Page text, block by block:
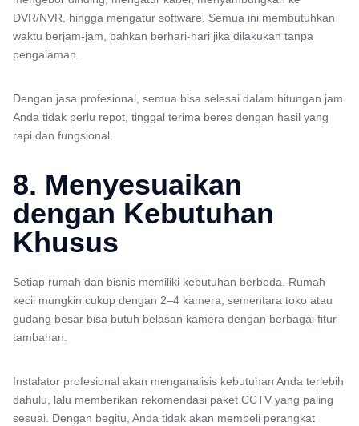
DVR/NVR, hingga mengatur software. Semua ini membutuhkan
waktu berjam-jam, bahkan berhari-hari jika dilakukan tanpa
pengalaman.
Dengan jasa profesional, semua bisa selesai dalam hitungan jam.
Anda tidak perlu repot, tinggal terima beres dengan hasil yang
rapi dan fungsional.
8. Menyesuaikan
dengan Kebutuhan
Khusus
Setiap rumah dan bisnis memiliki kebutuhan berbeda. Rumah
kecil mungkin cukup dengan 2–4 kamera, sementara toko atau
gudang besar bisa butuh belasan kamera dengan berbagai fitur
tambahan.
Instalator profesional akan menganalisis kebutuhan Anda terlebih
dahulu, lalu memberikan rekomendasi paket CCTV yang paling
sesuai. Dengan begitu, Anda tidak akan membeli perangkat